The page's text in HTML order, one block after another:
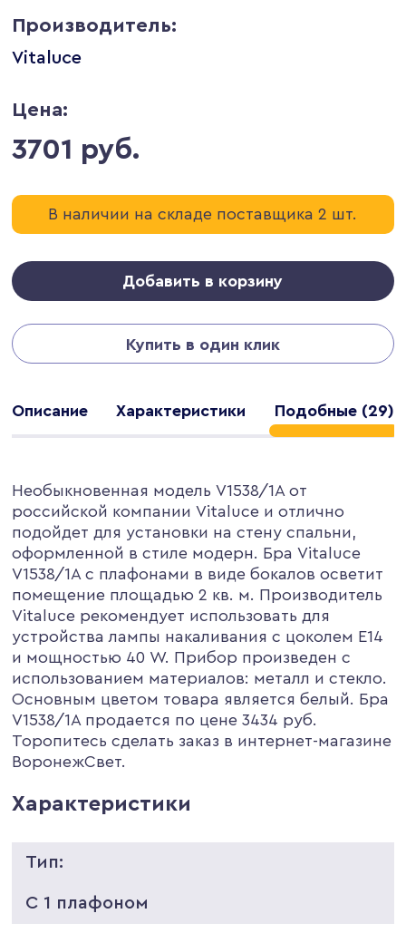
Производитель:
Vitaluce
Цена:
3701 руб.
В наличии на складе поставщика 2 шт.
Добавить в корзину
Купить в один клик
Описание Характеристики Подобные (29)
Необыкновенная модель V1538/1A от
российской компании Vitaluce и отлично
подойдет для установки на стену спальни,
оформленной в стиле модерн. Бра Vitaluce
V1538/1A с плафонами в виде бокалов осветит
помещение площадью 2 кв. м. Производитель
Vitaluce рекомендует использовать для
устройства лампы накаливания с цоколем E14
и мощностью 40 W. Прибор произведен с
использованием материалов: металл и стекло.
Основным цветом товара является белый. Бра
V1538/1A продается по цене 3434 руб.
Торопитесь сделать заказ в интернет-магазине
ВоронежСвет.
Характеристики
Тип:
С 1 плафоном